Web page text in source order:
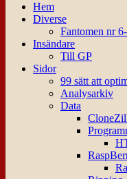
Hem
Diverse
Fantomen nr
Insändare
Till GP
Sidor
99 sätt att
Analysarkiv
Data